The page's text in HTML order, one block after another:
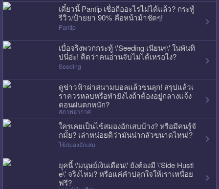
เดี๋ยวนี้ Pantip เชื่อถืออะไรไม่ได้แล้ว? กระทู้
รีวิว/ป้ายยา 90% คือหน้าม้าชัดๆ!
Pantip
เบื่อจริงพวกกระทู้ \'Seeding เนียนๆ\' ในพันทิ
ปนี่อ่ะ! คิดว่าคนอ่านจับไม่ได้เหรอไง?
Seeding
ดูข่าวฟ้าผ่าสนามบอลแล้วขนลุก! สรุปแล้วเ
ราควรหลบหรือทำยังไงถ้าต้องอยู่กลางแจ้ง
ตอนฝนตกหนัก?
สภาพอากาศ
ใครเคยเป็นไข้สมองอักเสบบ้าง? หรือมีคนรู้จั
กมั้ย? เล่าหน่อยดิว่ามันน่ากลัวขนาดไหน!?
ไข้สมองอักเสบ
ยุคนี้ \'มนุษย์เงินเดือน\' ยังต้องมี \'Side Hustl
e\' จริงไหม? หรือแค่คำปลุกใจให้เราเหนื่อย
ฟรี?